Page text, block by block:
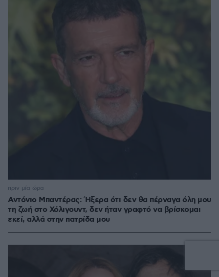
Αντόνιο Μπαντέρας: Ήξερα ότι δεν θα πέρναγα όλη μου
τη ζωή στο Χόλιγουντ, δεν ήταν γραφτό να βρίσκομαι
εκεί, αλλά στην πατρίδα μου
πριν μία ώρα